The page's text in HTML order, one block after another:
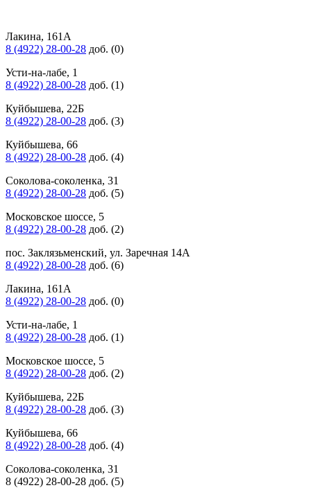
Лакина, 161А
8 (4922) 28-00-28 доб. (0)
Усти-на-лабе, 1
8 (4922) 28-00-28 доб. (1)
Куйбышева, 22Б
8 (4922) 28-00-28 доб. (3)
Куйбышева, 66
8 (4922) 28-00-28 доб. (4)
Соколова-соколенка, 31
8 (4922) 28-00-28 доб. (5)
Московское шоссе, 5
8 (4922) 28-00-28 доб. (2)
пос. Заклязьменский, ул. Заречная 14А
8 (4922) 28-00-28 доб. (6)
Лакина, 161А
8 (4922) 28-00-28 доб. (0)
Усти-на-лабе, 1
8 (4922) 28-00-28 доб. (1)
Московское шоссе, 5
8 (4922) 28-00-28 доб. (2)
Куйбышева, 22Б
8 (4922) 28-00-28 доб. (3)
Куйбышева, 66
8 (4922) 28-00-28 доб. (4)
Соколова-соколенка, 31
8 (4922) 28-00-28 доб. (5)